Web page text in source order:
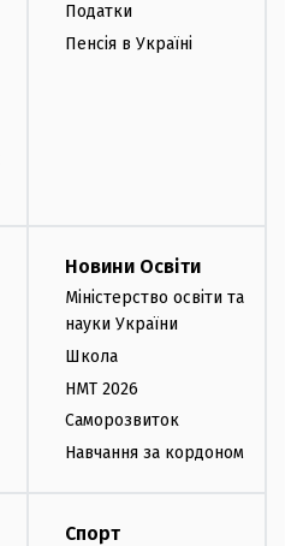
Податки
Пенсія в Україні
Новини Освіти
Міністерство освіти та
науки України
Школа
НМТ 2026
Саморозвиток
Навчання за кордоном
Спорт